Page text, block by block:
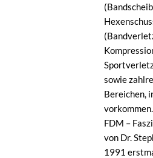
sowie
Bereichen,
FDM –
von Dr.
1991